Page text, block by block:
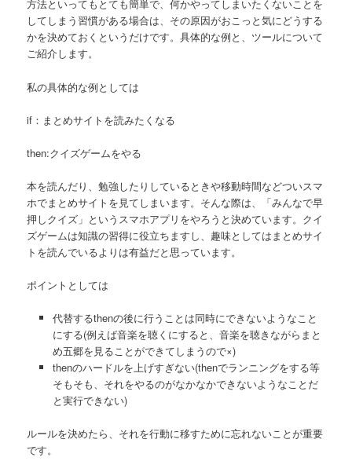
方法といってもとても簡単で、何かやってしまいたくないことを
してしまう習慣がある場合は、その原因がおこっと気にどうする
かを決めておくというだけです。具体的な例と、ツールについて
ご紹介します。
私の具体的な例としては
if：まとめサイトを読みたくなる
then:クイズゲームをやる
本を読んだり、勉強したりしているときや移動時間などついスマ
ホでまとめサイトを見てしまいます。そんな際は、「みんなで早
押しクイズ」というスマホアプリをやろうと決めています。クイ
ズゲームは知識の習得に役立ちますし、趣味としてはまとめサイ
トを読んでいるよりは有益だと思っています。
ポイントとしては
代替するthenの後に行うことは同時にできないようなこと
にする(例えば音楽を聴くにすると、音楽を聴きながらまと
め五郷を見ることができてしまうので×)
thenのハードルを上げすぎない(thenでランニングをする等
そもそも、それをやるのがなかなかできないようなことだ
と実行できない)
ルールを決めたら、それを行動に移すために忘れないことが重要
です。